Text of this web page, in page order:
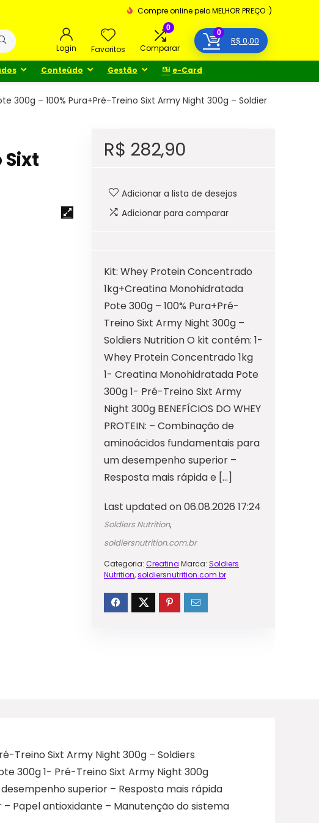
Compre online pelo MELHOR PREÇO :)
Login Favoritos
0
Comparar
0
R$ 0,00
Conteúdo Gestão e-Card
300g – 100% Pura+Pré-Treino Sixt Army Night 300g – Soldier
Sixt
R$ 282,90
Adicionar a lista de desejos
Adicionar para comparar
Kit: Whey Protein Concentrado
1kg+Creatina Monohidratada
Pote 300g – 100% Pura+Pré-
Treino Sixt Army Night 300g –
Soldiers Nutrition O kit contém: 1-
Whey Protein Concentrado 1kg
1- Creatina Monohidratada Pote
300g 1- Pré-Treino Sixt Army
Night 300g BENEFÍCIOS DO WHEY
PROTEIN: – Combinação de
aminoácidos fundamentais para
um desempenho superior –
Resposta mais rápida e […]
Last updated on 06.08.2026 17:24
Soldiers Nutrition,
soldiersnutrition.com.br
Categoria: Creatina Marca: Soldiers
Nutrition,soldiersnutrition.com.br
Treino Sixt Army Night 300g – Soldiers
300g 1- Pré-Treino Sixt Army Night 300g
desempenho superior – Resposta mais rápida
Papel antioxidante – Manutenção do sistema